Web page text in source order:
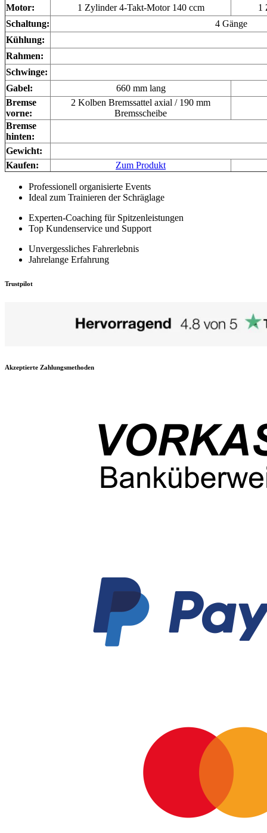
Motor: 1 Zylinder 4-Takt-Motor 140 ccm
1
Schaltung:
4 Gänge
Kühlung:
Rahmen:
Schwinge:
Gabel:
660 mm lang
Bremse
vorne:
2 Kolben Bremssattel axial / 190 mm
Bremsscheibe
Bremse
hinten:
Gewicht:
Kaufen:
Zum Produkt
Professionell organisierte Events
Ideal zum Trainieren der Schräglage
Experten-Coaching für Spitzenleistungen
Top Kundenservice und Support
Unvergessliches Fahrerlebnis
Jahrelange Erfahrung
Trustpilot
Akzeptierte Zahlungsmethoden